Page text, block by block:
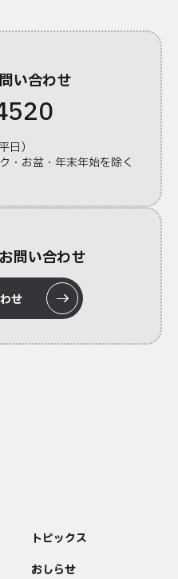
い合わせ
）
・お盆・年末年始を除く
問い合わせ
せ
トピックス
おしらせ